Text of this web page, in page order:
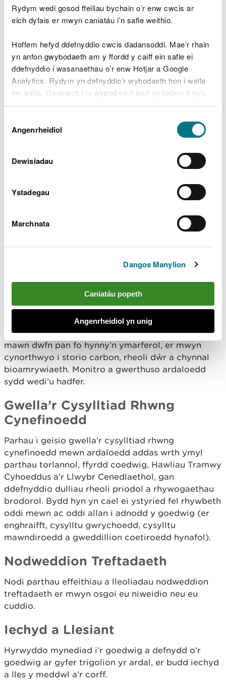
Rydym wedi gosod ffeiliau bychain o’r enw cwcis ar
eich dyfais er mwyn caniatáu i’n safle weithio.
Hoffem hefyd ddefnyddio cwcis dadansoddi. Mae’r rhain
yn anfon gwybodaeth am y ffordd y caiff ein safle ei
ddefnyddio i wasanaethau o’r enw Hotjar a Google
Analytics. Rydym yn defnyddio’r wybodaeth hon i wella
ein safle. Gadewch i ni wybod eich bod yn fodlon â hyn.
Byddwn yn defnyddio cwci i gadw eich dewis.
Gellirdarllen mwy am ein cwcis cyn i chi ddewis.
Caniatâd
Angenrheidiol
Dewisiadau
Ystadegau
Marchnata
Dangos Manylion
Caniatáu popeth
Angenrheidiol yn unig
Statudol wedi’i gwblhau.
Coetiroedd Hynafol (PAWS)
Parhau i adfer Planhigfeydd ar Safleoedd
Coetiroedd Hynafol (PAWS) i gyflwr lled-naturiol
trwy blannu coed llydanddail a defnyddio System
Goedamaeth Fach ei Heffaith (LISS) mewn
ardaloedd sydd â photensial canolig i uchel o allu
cael eu hadfer, gan gynorthwyo i gynyddu
strwythur. Parhau i wella’r cysylltiad rhwng
coetiroedd lled-naturiol trwy’r broses hon.
Diogelu nodweddion SoDdGA,
Cynnal ardaloedd clustogi o gynefin agored a
ar sail cynllun pum mlynedd treigl a sicrhau na
Adfer Mawn
Parhau i ymchwilio i ardaloedd sy’n addas i adfer
mawn dwfn pan fo hynny’n ymarferol, er mwyn
cynorthwyo i storio carbon, rheoli dŵr a chynnal
bioamrywiaeth. Monitro a gwerthuso ardaloedd
sydd wedi’u hadfer.
Gwella’r Cysylltiad Rhwng
Cynefinoedd
Parhau i geisio gwella’r cysylltiad rhwng
cynefinoedd mewn ardaloedd addas wrth ymyl
parthau torlannol, ffyrdd coedwig, Hawliau Tramwy
Cyhoeddus a’r Llwybr Cenedlaethol, gan
ddefnyddio dulliau rheoli priodol a rhywogaethau
brodorol. Bydd hyn yn cael ei ystyried fel rhywbeth
oddi mewn ac oddi allan i adnodd y goedwig (er
enghraifft, cysylltu gwrychoedd, cysylltu
mawndiroedd a gweddillion coetiroedd hynafol).
Nodweddion Treftadaeth
Nodi parthau effeithiau a lleoliadau nodweddion
treftadaeth er mwyn osgoi eu niweidio neu eu
cuddio.
Iechyd a Llesiant
Hyrwyddo mynediad i’r goedwig a defnydd o’r
goedwig ar gyfer trigolion yr ardal, er budd iechyd
a lles y meddwl a’r corff.